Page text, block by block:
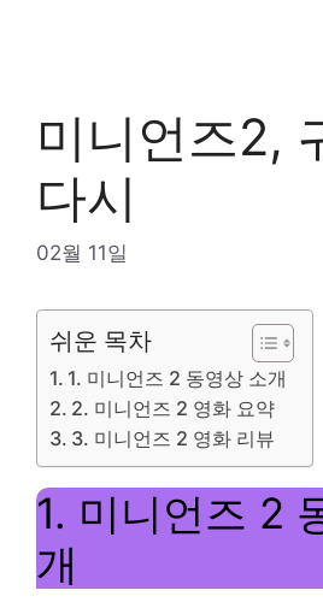
미니언즈2,
다시
02월 11일
쉬운 목차
1. 미니언즈 2 동영상 소개
2. 미니언즈 2 영화 요약
3. 미니언즈 2 영화 리뷰
1. 미니언즈 2
개